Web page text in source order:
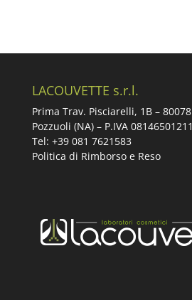
LACOUVETTE s.r.l.
Prima Trav. Pisciarelli, 1B – 80078
Pozzuoli (NA) – P.IVA 08146501211
Tel: +39 081 7621583
Politica di Rimborso e Reso